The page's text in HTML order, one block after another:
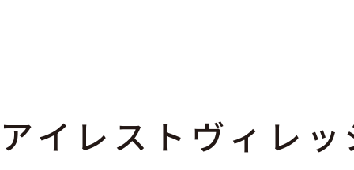
アイレストヴィレ